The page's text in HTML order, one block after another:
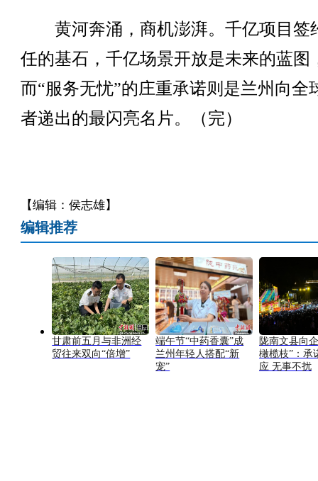
黄河奔涌，商机澎湃。千亿项目签
任的基石，千亿场景开放是未来的蓝图
而“服务无忧”的庄重承诺则是兰州向全
者递出的最闪亮名片。（完）
【编辑：侯志雄】
编辑推荐
甘肃前五月与非洲经
贸往来双向“倍增”
端午节“中药香囊”成
兰州年轻人搭配“新
宠”
陇南文县向
橄榄枝”：承
应 无事不扰